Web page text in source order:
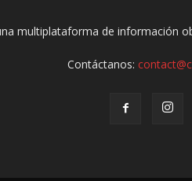
multiplataforma de información
Contáctanos: